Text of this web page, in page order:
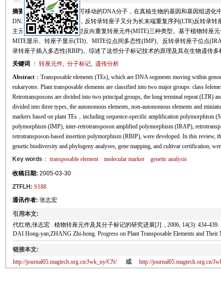
摘要
转座元件是基因组中可移动的DNA分子，在真核生物的基因和基因组进
DNA转座子两大类，其中，反转录转座子又分为长末端重复序列(LTR)反转录
主元件、非自主元件和微型反向重复转座元件(MITE)三种类型。基于植物转座
MITE显示、转座子显示(TD)、MITE位点间多态性(IMP)、反转录转座子位点
录转座子插入多态性(RBIP)。综述了这些分子标记技术的原理及其在生物遗传
关键词
： 转座元件, 分子标记, 遗传分析
Abstract： Transposable elements (TEs), which are DNA segments moving within
eukaryotes. Plant transposable elements are classified into two major groups: class
Retrotransposons are divided into two principal groups, the long terminal repeat (LTR)
divided into three types, the autonomous elements, non-autonomous elements and
markers based on plant TEs，including sequence-specific amplification
polymorphism (IMP), inter-retrotransposon amplified polymorphism (IRAP),
retrotransposon-based insertion polymorphism (RBIP), were developed. In this review,
genetic biodiversity and phylogeny analyses, gene mapping, and cultivar certification,
Key words ： transposable element molecular marker genetic analysis
收稿日期: 2005-03-30
ZTFLH: S188
通讯作者: 张志宏
引用本文:
代红艳;张志宏 .植物转座元件及其分子标记的研究进展[J]. , 2006, 14(3): 434-439.
DAI Hong-yan;ZHANG Zhi-hong.Progress on Plant Transposable Elements and
链接本文:
http://journal05.magtech.org.cn/Jwk_ny/CN/
或 http://journal05.magtech.org.cn/